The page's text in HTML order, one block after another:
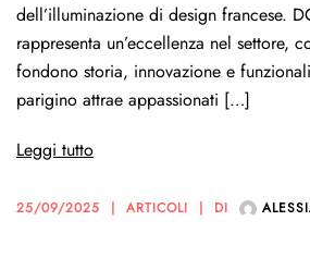
dell’illuminazione di design francese.
rappresenta un’eccellenza nel settore,
fondono storia, innovazione e
parigino attrae appassionati […]
Leggi tutto
25/09/2025 ARTICOLI DI